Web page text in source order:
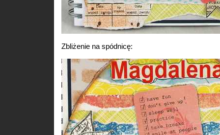
Zbliżenie na spódnicę: